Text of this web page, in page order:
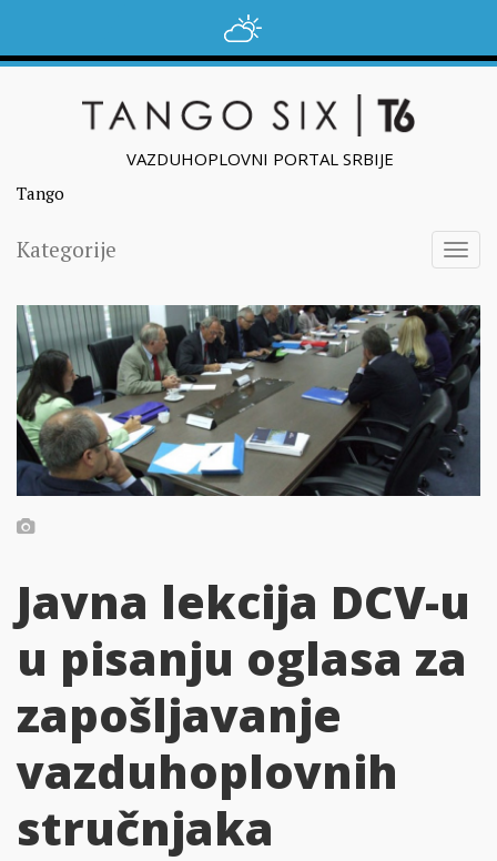
VAZDUHOPLOVNI PORTAL SRBIJE
Tango
Kategorije
Javna lekcija DCV-u
u pisanju oglasa za
zapošljavanje
vazduhoplovnih
stručnjaka